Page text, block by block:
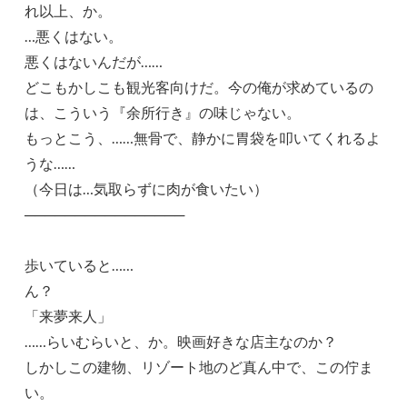
れ以上、か。
…悪くはない。
悪くはないんだが……
どこもかしこも観光客向けだ。今の俺が求めているの
は、こういう『余所行き』の味じゃない。
もっとこう、……無骨で、静かに胃袋を叩いてくれるよ
うな……
（今日は…気取らずに肉が食いたい）
────────────────
歩いていると……
ん？
「来夢来人」
……らいむらいと、か。映画好きな店主なのか？
しかしこの建物、リゾート地のど真ん中で、この佇ま
い。